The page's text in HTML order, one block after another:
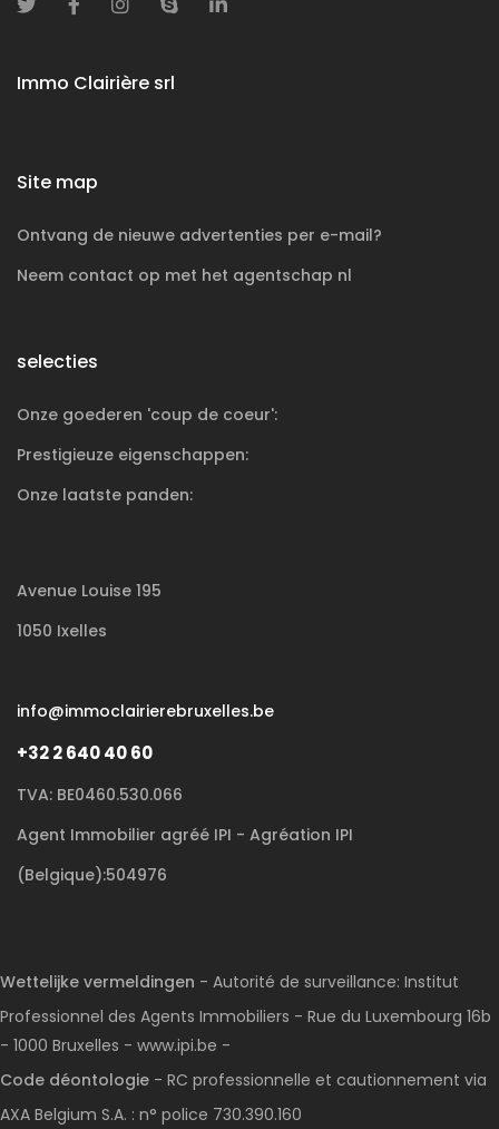
Immo Clairière srl
Site map
Ontvang de nieuwe advertenties per e-mail?
Neem contact op met het agentschap nl
selecties
Onze goederen 'coup de coeur':
Prestigieuze eigenschappen:
Onze laatste panden:
Avenue Louise 195
1050 Ixelles
info@immoclairierebruxelles.be
+32 2 640 40 60
TVA: BE0460.530.066
Agent Immobilier agréé IPI - Agréation IPI
(Belgique):504976
Wettelijke vermeldingen - Autorité de surveillance: Institut
Professionnel des Agents Immobiliers - Rue du Luxembourg 16b
- 1000 Bruxelles - www.ipi.be -
Code déontologie - RC professionnelle et cautionnement via
AXA Belgium S.A. : n° police 730.390.160